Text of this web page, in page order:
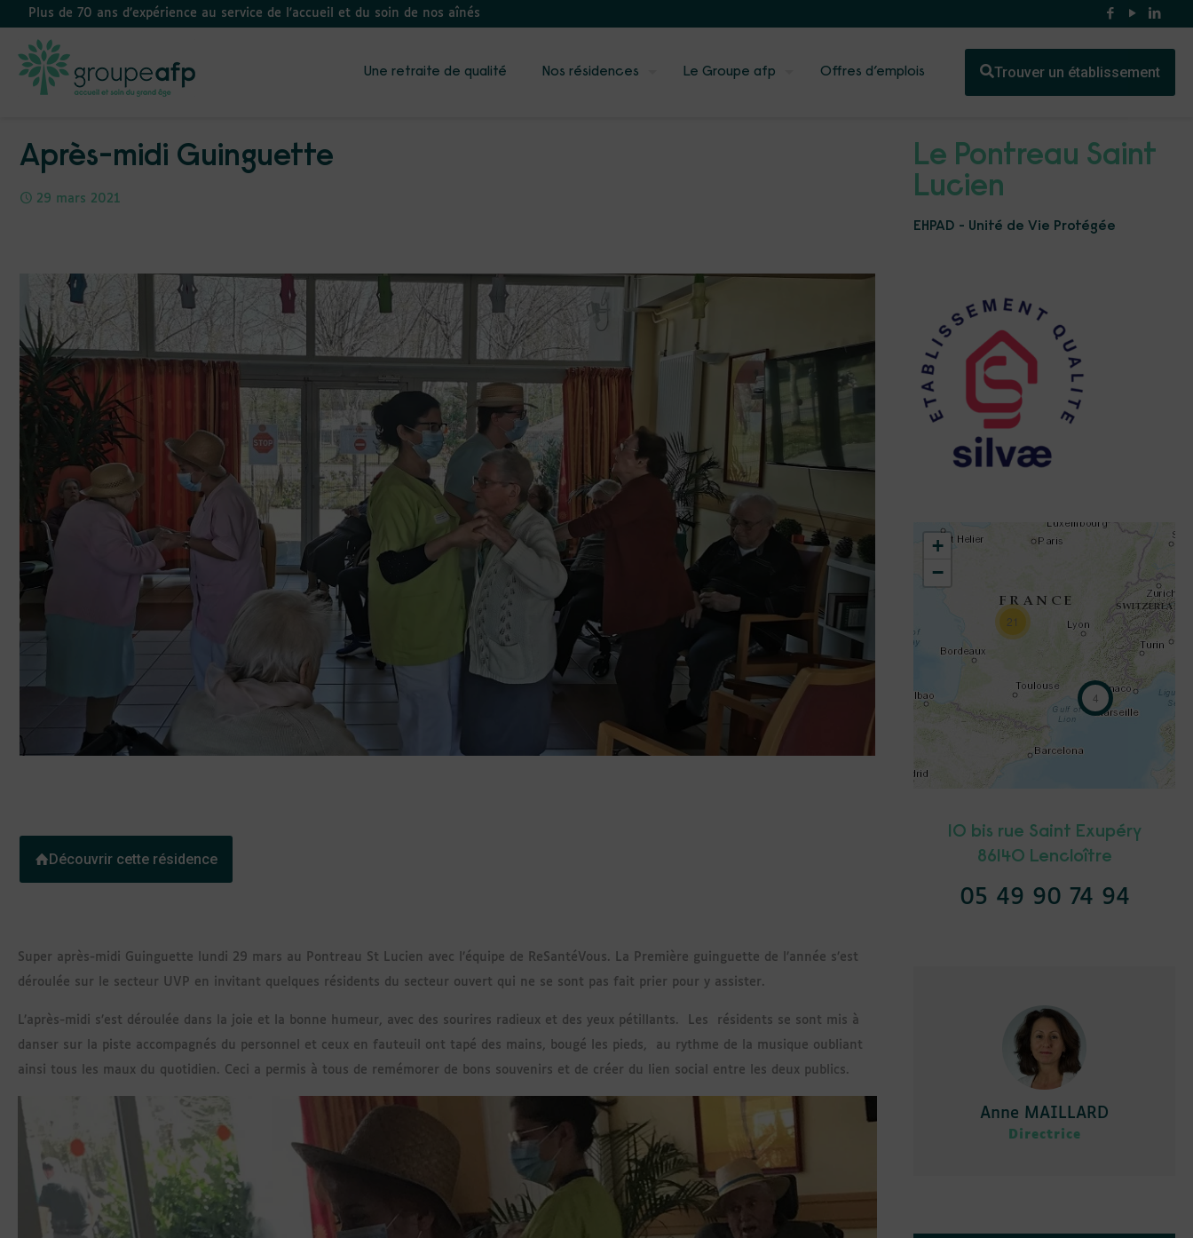
Plus de 70 ans d’expérience au service de l'accueil et du soin de nos aînés
Une retraite de qualité Nos résidences Le Groupe afp Offres d’emplois Trouver un établissement
Après-midi Guinguette
29 mars 2021
Découvrir cette résidence
Super après-midi Guinguette lundi 29 mars au Pontreau St Lucien avec l’équipe de ReSantéVous. La Première guinguette de l’année s’est
déroulée sur le secteur UVP en invitant quelques résidents du secteur ouvert qui ne se sont pas fait prier pour y assister.
L’après-midi s’est déroulée dans la joie et la bonne humeur, avec des sourires radieux et des yeux pétillants. Les résidents se sont mis à
danser sur la piste accompagnés du personnel et ceux en fauteuil ont tapé des mains, bougé les pieds, au rythme de la musique oubliant
ainsi tous les maux du quotidien. Ceci a permis à tous de remémorer de bons souvenirs et de créer du lien social entre les deux publics.
Le Pontreau Saint
Lucien
EHPAD - Unité de Vie Protégée
21
4
+
−
10 bis rue Saint Exupéry
86140 Lencloître
05 49 90 74 94
Anne MAILLARD
Directrice